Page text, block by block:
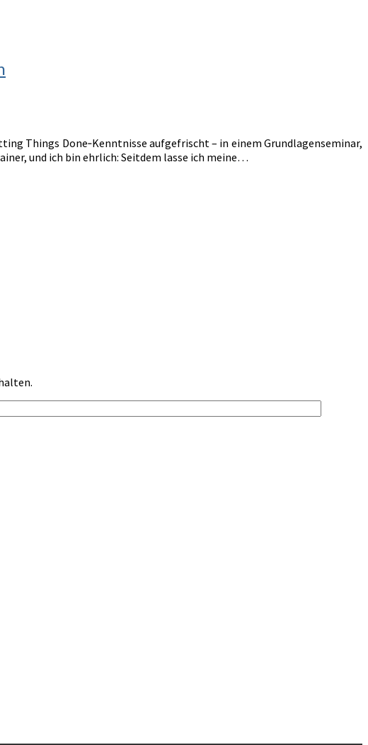
Things Done‑Kenntnisse aufgefrischt – in einem Grundlagenseminar,
und ich bin ehrlich: Seitdem lasse ich meine…